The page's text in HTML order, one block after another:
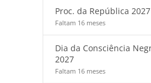
Proc. da República 2027
Faltam 16 meses
Dia da Consciência
2027
Faltam 16 meses